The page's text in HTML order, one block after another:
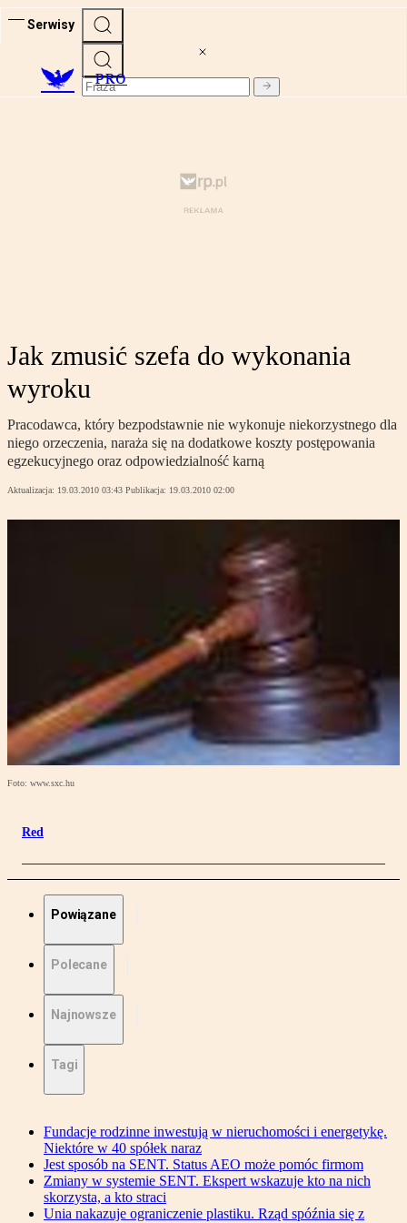
Serwisy
PRO
Jak zmusić szefa do wykonania
wyroku
Pracodawca, który bezpodstawnie nie wykonuje niekorzystnego dla
niego orzeczenia, naraża się na dodatkowe koszty postępowania
egzekucyjnego oraz odpowiedzialność karną
Aktualizacja: 19.03.2010 03:43 Publikacja: 19.03.2010 02:00
Foto: www.sxc.hu
Red
Powiązane
Polecane
Najnowsze
Tagi
Fundacje rodzinne inwestują w nieruchomości i energetykę.
Niektóre w 40 spółek naraz
Jest sposób na SENT. Status AEO może pomóc firmom
Zmiany w systemie SENT. Ekspert wskazuje kto na nich
skorzysta, a kto straci
Unia nakazuje ograniczenie plastiku. Rząd spóźnia się z